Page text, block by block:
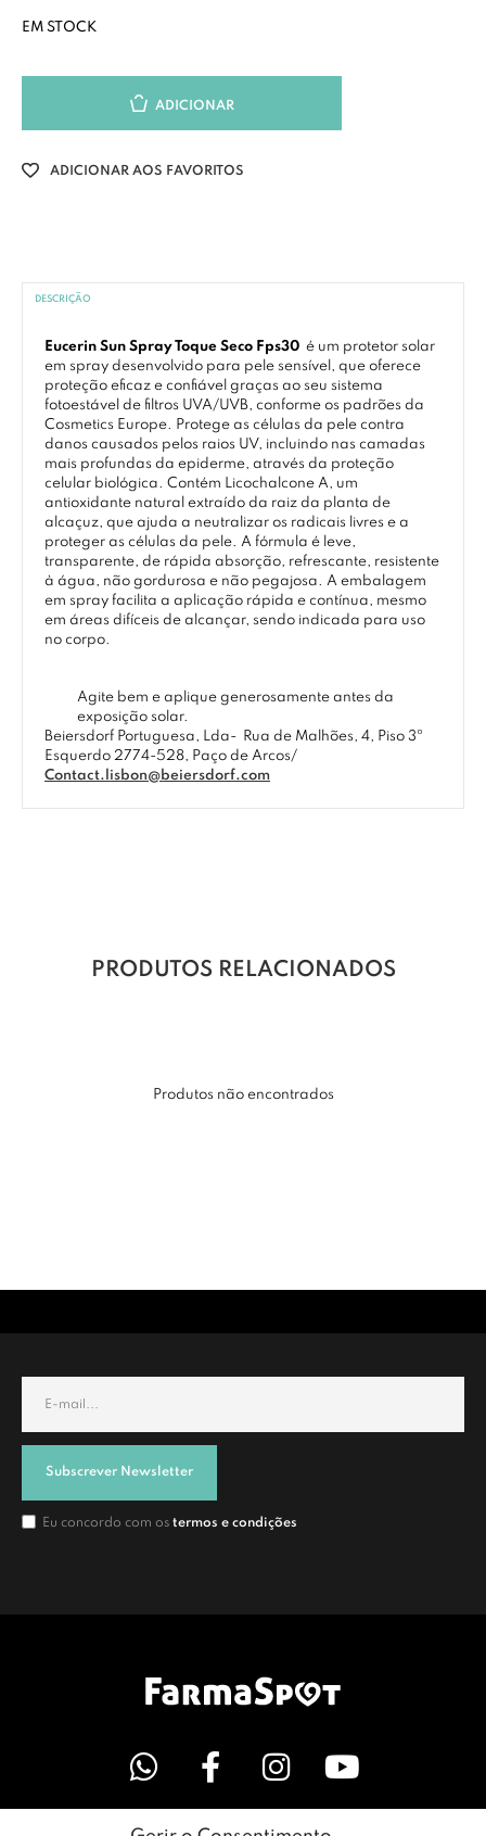
EM STOCK
ADICIONAR
ADICIONAR AOS FAVORITOS
DESCRIÇÃO
Eucerin Sun Spray Toque Seco Fps30 é um protetor solar
em spray desenvolvido para pele sensível, que oferece
proteção eficaz e confiável graças ao seu sistema
fotoestável de filtros UVA/UVB, conforme os padrões da
Cosmetics Europe. Protege as células da pele contra
danos causados pelos raios UV, incluindo nas camadas
mais profundas da epiderme, através da proteção
celular biológica. Contém Licochalcone A, um
antioxidante natural extraído da raiz da planta de
alcaçuz, que ajuda a neutralizar os radicais livres e a
proteger as células da pele. A fórmula é leve,
transparente, de rápida absorção, refrescante, resistente
à água, não gordurosa e não pegajosa. A embalagem
em spray facilita a aplicação rápida e contínua, mesmo
em áreas difíceis de alcançar, sendo indicada para uso
no corpo.
Agite bem e aplique generosamente antes da
exposição solar.
Beiersdorf Portuguesa, Lda-
Rua de Malhões, 4, Piso 3º
Esquerdo 2774-528, Paço de Arcos/
Contact.lisbon@beiersdorf.com
PRODUTOS RELACIONADOS
Produtos não encontrados
Subscrever Newsletter
Eu concordo com os termos e condições